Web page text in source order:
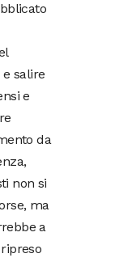
salire
e
da
non si
ma
a